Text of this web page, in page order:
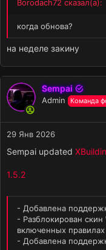
Borodach72 сказал(а):
когда обнова?
на неделе закину
Sempai
Admin Команда
29 Янв 2026
Sempai updated
1.5.2
- Добавлена
- Разблокирован скин
включенных
- Добавлена